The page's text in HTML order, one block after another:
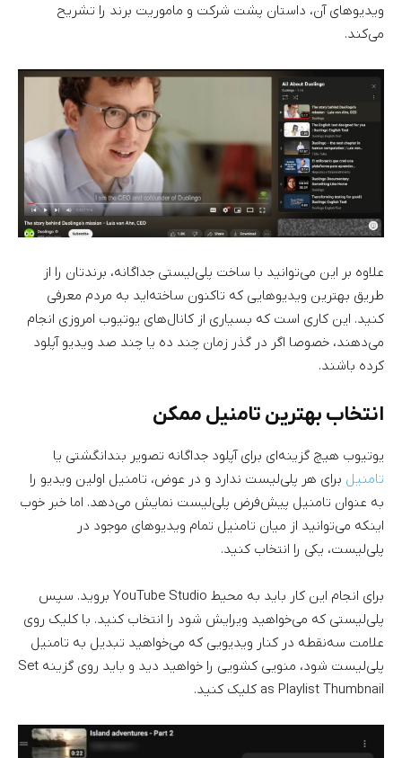
ویدیوهای آن، داستان پشت شرکت و ماموریت برند را تشریح
می‌کند.
علاوه بر این می‌توانید با ساخت پلی‌لیستی جداگانه، برندتان را از
طریق بهترین ویدیوهایی که تاکنون ساخته‌اید به مردم معرفی
کنید. این کاری است که بسیاری از کانال‌های یوتیوب امروزی انجام
می‌دهند، خصوصا اگر در گذر زمان چند ده یا چند صد ویدیو آپلود
کرده باشند.
انتخاب بهترین تامنیل ممکن
یوتیوب هیچ گزینه‌ای برای آپلود جداگانه تصویر بندانگشتی یا
تامنیل برای هر پلی‌لیست ندارد و در عوض، تامنیل اولین ویدیو را
به عنوان تامنیل پیش‌فرض پلی‌لیست نمایش می‌دهد. اما خبر خوب
اینکه می‌توانید از میان تامنیل تمام ویدیوهای موجود در
پلی‌لیست، یکی را انتخاب کنید.
برای انجام این کار باید به محیط YouTube Studio بروید. سپس
پلی‌لیستی که می‌خواهید ویرایش شود را انتخاب کنید. با کلیک روی
علامت سه‌نقطه در کنار ویدیویی که می‌خواهید تبدیل به تامنیل
پلی‌لیست شود، منویی کشویی را خواهید دید و باید روی گزینه Set
as Playlist Thumbnail کلیک کنید.